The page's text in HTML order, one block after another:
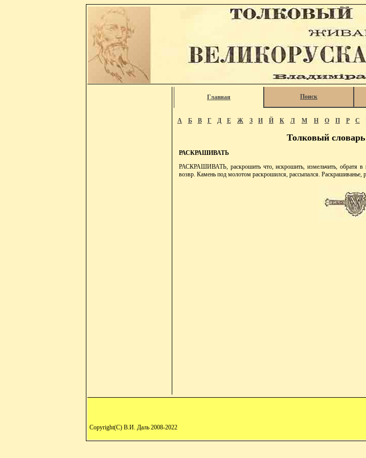
Главная Поиск
А Б В Г Д Е Ж З И Й К Л М Н О П Р С
Толковый
РАСКРАШИВАТЬ
РАСКРАШИВАТЬ, раскрошить что, искрошить, измельчить, обратя в
возвр. Камень под молотом раскрошился, рассыпался. Раскрашиванье,
Copyright(C) В.И. Даль 2008-2022